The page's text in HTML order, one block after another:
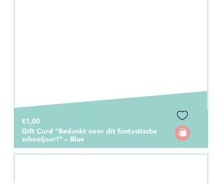
€1,00
Gift Card “Bedankt voor dit fantastische
schooljaar!” – Blue